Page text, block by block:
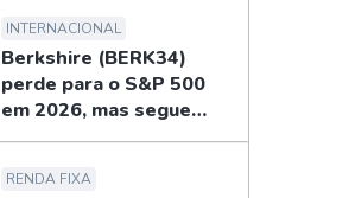
INTERNACIONAL
Berkshire (BERK34)
perde para o S&P 500
em 2026, mas segue
recompras de Buffett
RENDA FIXA